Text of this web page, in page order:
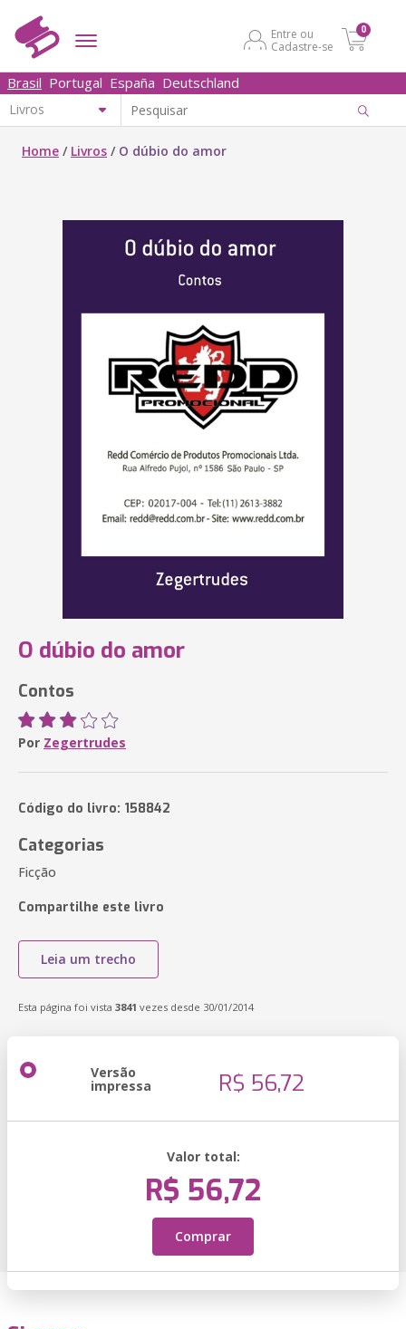
Entre ou
Cadastre-se
0
Brasil Portugal España Deutschland
Home / Livros / O dúbio do amor
O dúbio do amor
Contos
Por Zegertrudes
Código do livro: 158842
Categorias
Ficção
Compartilhe este livro
Leia um trecho
Esta página foi vista 3841 vezes desde 30/01/2014
Versão
impressa R$ 56,72
Valor total:
R$ 56,72
Comprar